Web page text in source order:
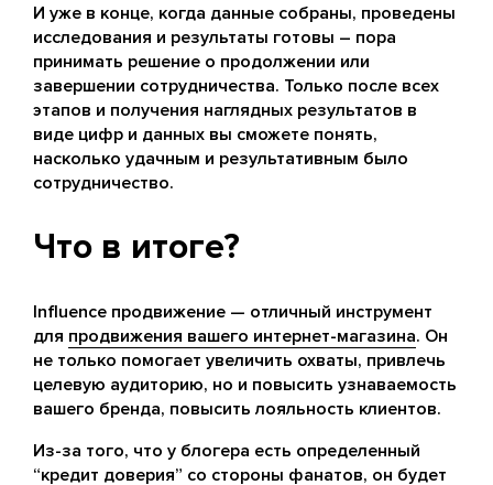
И уже в конце, когда данные собраны, проведены
исследования и результаты готовы – пора
принимать решение о продолжении или
завершении сотрудничества. Только после всех
этапов и получения наглядных результатов в
виде цифр и данных вы сможете понять,
насколько удачным и результативным было
сотрудничество.
Что в итоге?
Influence продвижение — отличный инструмент
для продвижения вашего интернет-магазина. Он
не только помогает увеличить охваты, привлечь
целевую аудиторию, но и повысить узнаваемость
вашего бренда, повысить лояльность клиентов.
Из-за того, что у блогера есть определенный
“кредит доверия” со стороны фанатов, он будет